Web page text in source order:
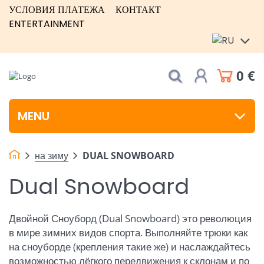
УСЛОВИЯ ПЛАТЕЖА
КОНТАКТ
ENTERTAINMENT
0 €
MENU
на зиму DUAL SNOWBOARD
Dual Snowboard
Двойной Сноуборд (Dual Snowboard) это революция
в мире зимних видов спорта. Выполняйте трюки как
на сноуборде (крепления такие же) и наслаждайтесь
возможностью лёгкого передвижения к склонам и по